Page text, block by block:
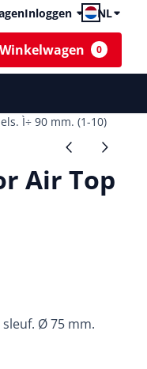
Inloggen NL
Winkelwagen 0
Ì÷ 90 mm. (1-10)
Air Top
Ø 75 mm.